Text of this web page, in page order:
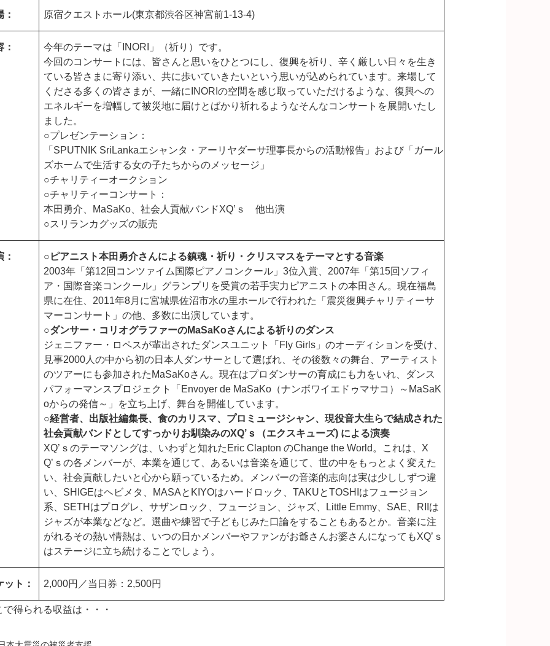
： 原宿クエストホール(東京都渋谷区神宮前1-13-4)
：
今年のテーマは「INORI」（祈り）です。
今回のコンサートには、皆さんと思いをひとつにし、復興を祈り、辛く厳しい日々を生き
ている皆さまに寄り添い、共に歩いていきたいという思いが込められています。来場して
くださる多くの皆さまが、一緒にINORIの空間を感じ取っていただけるような、復興への
エネルギーを増幅して被災地に届けとばかり祈れるようなそんなコンサートを展開いたし
ました。
○プレゼンテーション：
「SPUTNIK SriLankaエシャンタ・アーリヤダーサ理事長からの活動報告」および「ガール
ズホームで生活する女の子たちからのメッセージ」
○チャリティーオークション
○チャリティーコンサート：
本田勇介、MaSaKo、社会人貢献バンドXQ’ｓ 他出演
○スリランカグッズの販売
：
○ピアニスト本田勇介さんによる鎮魂・祈り・クリスマスをテーマとする音楽
2003年「第12回コンツァイム国際ピアノコンクール」3位入賞、2007年「第15回ソフィ
ア・国際音楽コンクール」グランプリを受賞の若手実力ピアニストの本田さん。現在福島
県に在住、2011年8月に宮城県佐沼市水の里ホールで行われた「震災復興チャリティーサ
マーコンサート」の他、多数に出演しています。
○ダンサー・コリオグラファーのMaSaKoさんによる祈りのダンス
ジェニファー・ロペスが輩出されたダンスユニット「Fly Girls」のオーディションを受け、
見事2000人の中から初の日本人ダンサーとして選ばれ、その後数々の舞台、アーティスト
のツアーにも参加されたMaSaKoさん。現在はプロダンサーの育成にも力をいれ、ダンス
パフォーマンスプロジェクト「Envoyer de MaSaKo（ナンボワイエドゥマサコ）～MaSaK
oからの発信～」を立ち上げ、舞台を開催しています。
○経営者、出版社編集長、食のカリスマ、プロミュージシャン、現役音大生らで結成された
社会貢献バンドとしてすっかりお馴染みのXQ’ｓ（エクスキューズ) による演奏
XQ’ｓのテーマソングは、いわずと知れたEric Clapton のChange the World。これは、X
Q’ｓの各メンバーが、本業を通じて、あるいは音楽を通じて、世の中をもっとよく変えた
い、社会貢献したいと心から願っているため。メンバーの音楽的志向は実は少ししずつ違
い、SHIGEはヘビメタ、MASAとKIYOはハードロック、TAKUとTOSHIはフュージョン
系、SETHはプログレ、サザンロック、フュージョン、ジャズ、Little Emmy、SAE、RIIは
ジャズが本業などなど。選曲や練習で子どもじみた口論をすることもあるとか。音楽に注
がれるその熱い情熱は、いつの日かメンバーやファンがお爺さんお婆さんになってもXQ’ｓ
はステージに立ち続けることでしょう。
ット： 2,000円／当日券：2,500円
で得られる収益は・・・